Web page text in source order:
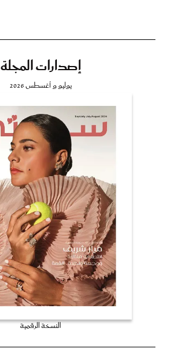
إصدارات المجلة
يوليو و أغسطس 2026
النسخة الرقمية